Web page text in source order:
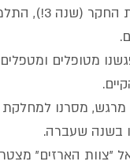
במסגרת
מטופלים
מסרנו למחלקת
בשנה שעברה.
"צוות הארזים"